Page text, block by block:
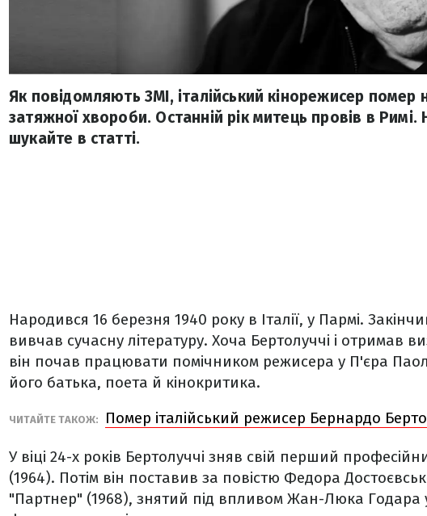
Як повідомляють ЗМІ, італійський кінорежисер помер
затяжної хвороби. Останній рік митець провів в
шукайте в статті.
Народився 16 березня 1940 року в Італії, у Пармі.
вивчав сучасну літературу. Хоча Бертолуччі і отримав
він почав працювати помічником режисера у П'єра
його батька, поета й кінокритика.
ЧИТАЙТЕ ТАКОЖ: Помер італійський режисер Бернардо
У віці 24-х років Бертолуччі зняв свій перший
(1964). Потім він поставив за повістю Федора
"Партнер" (1968), знятий під впливом Жан-Люка Годара у